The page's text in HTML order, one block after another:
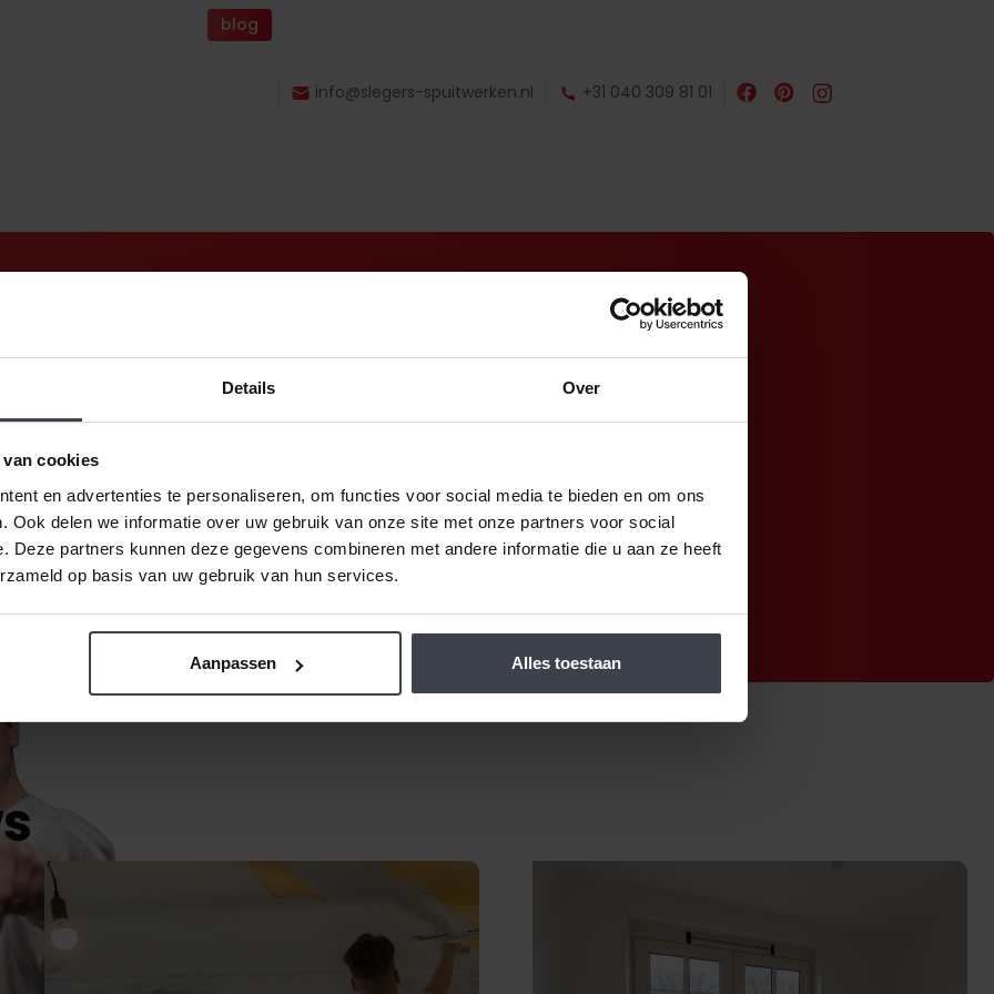
Details Over
cookies
en advertenties te personaliseren, om functies voor social media te bieden en om ons
Ook delen we informatie over uw gebruik van onze site met onze partners voor social
Deze partners kunnen deze gegevens combineren met andere informatie die u aan ze heeft
op basis van uw gebruik van hun services.
Aanpassen Alles toestaan
blog
info@slegers-spuitwerken.nl +31 040 309 81 01